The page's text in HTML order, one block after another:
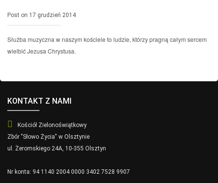
Post on 17 grudzień 2014
Służba muzyczna w naszym kościele to ludzie, którzy pragną całym sercem
wielbić Jezusa Chrystusa.
KONTAKT Z NAMI
Kościół Zielonoświątkowy
Zbór "Słowo Życia" w Olsztynie
ul. Żeromskiego 24A, 10-355 Olsztyn
Nr konta: 94 1140 2004 0000 3402 7528 9907